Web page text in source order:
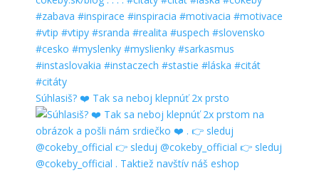
Súhlasiš? ❤️ Tak sa neboj klepnúť 2x prsto